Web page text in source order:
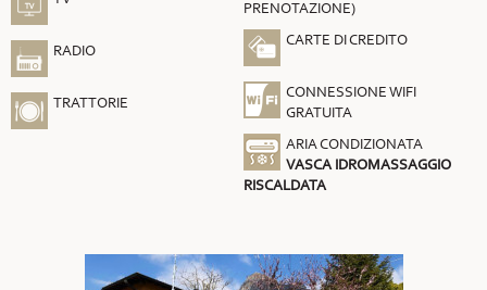
RADIO
TRATTORIE
PRENOTAZIONE)
CARTE DI CREDITO
CONNESSIONE WIFI
GRATUITA
ARIA CONDIZIONATA
VASCA IDROMASSAGGIO
RISCALDATA